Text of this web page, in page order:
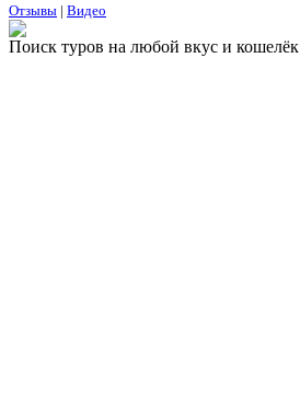
Отзывы | Видео
Поиск туров на любой вкус и кошелёк